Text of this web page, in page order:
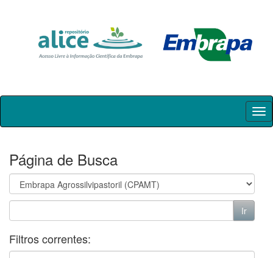
Skip
Página de Busca
Filtros correntes: